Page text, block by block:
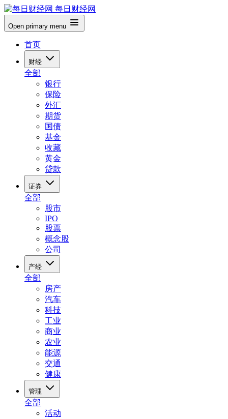
每日财经网
Open primary menu
首页
财经
全部
银行
保险
外汇
期货
国债
基金
收藏
黄金
贷款
证券
全部
股市
IPO
股票
概念股
公司
产经
全部
房产
汽车
科技
工业
商业
农业
能源
交通
健康
管理
全部
活动